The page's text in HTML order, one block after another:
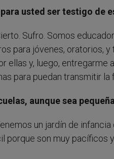
usted ser testigo de
Sufro. Somos
para jóvenes, oratorios,
ellas y, luego,
para puedan transmitir la
aunque sea
un jardín de
porque son muy pacíficos